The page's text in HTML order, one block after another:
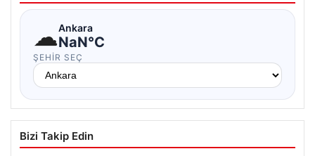
☁Ankara
NaN°C
ŞEHIR SEÇ
Bizi Takip Edin